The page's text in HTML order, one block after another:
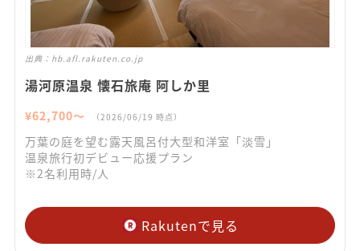
出典： hb.afl.rakuten.co.jp
湯河原温泉 懐石旅庵 阿しか里
¥62,700〜 （2026/06/19 時点）
万葉の庭を望む露天風呂付大型和洋室「淡雪」
温泉旅行初デビュー応援プラン
※2名利用時/人
Rakutenで見る